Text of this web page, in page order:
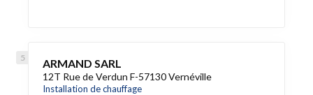
ARMAND SARL
12T Rue de Verdun F-57130 Vernéville
Installation de chauffage